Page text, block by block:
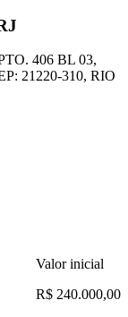
406 BL 03,
21220-310, RIO
Valor inicial
R$ 240.000,00